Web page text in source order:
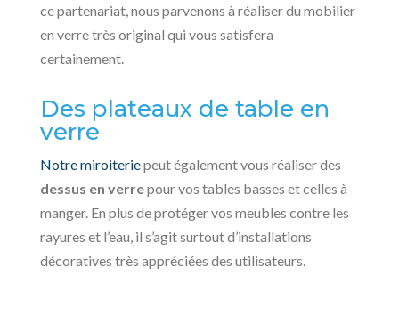
ce partenariat, nous parvenons à réaliser du mobilier
en verre très original qui vous satisfera
certainement.
Des plateaux de table en
verre
Notre miroiteriepeut également vous réaliser des
dessus en verrepour vos tables basses et celles à
manger. En plus de protéger vos meubles contre les
rayures et l’eau, il s’agit surtout d’installations
décoratives très appréciées des utilisateurs.